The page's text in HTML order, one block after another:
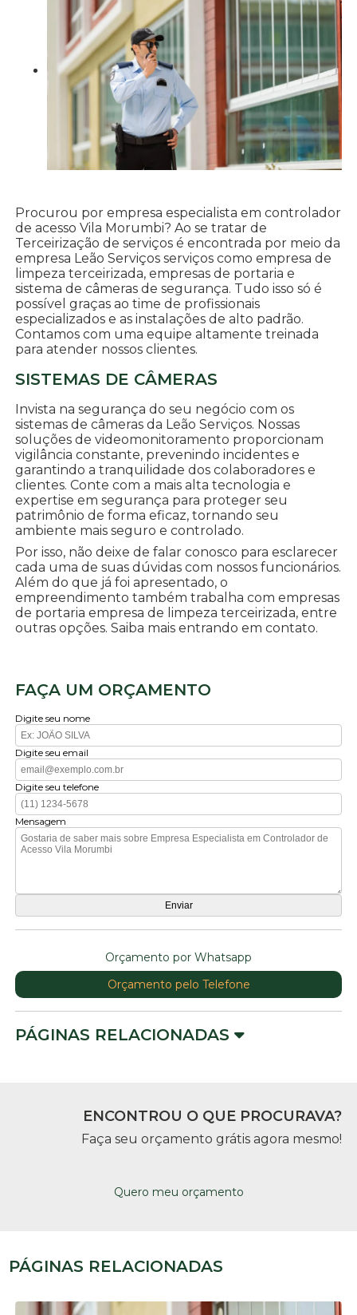
Procurou por empresa especialista em controlador
de acesso Vila Morumbi? Ao se tratar de
Terceirização de serviços é encontrada por meio da
empresa Leão Serviços serviços como empresa de
limpeza terceirizada, empresas de portaria e
sistema de câmeras de segurança. Tudo isso só é
possível graças ao time de profissionais
especializados e as instalações de alto padrão.
Contamos com uma equipe altamente treinada
para atender nossos clientes.
SISTEMAS DE CÂMERAS
Invista na segurança do seu negócio com os
sistemas de câmeras da Leão Serviços. Nossas
soluções de videomonitoramento proporcionam
vigilância constante, prevenindo incidentes e
garantindo a tranquilidade dos colaboradores e
clientes. Conte com a mais alta tecnologia e
expertise em segurança para proteger seu
patrimônio de forma eficaz, tornando seu
ambiente mais seguro e controlado.
Por isso, não deixe de falar conosco para esclarecer
cada uma de suas dúvidas com nossos funcionários.
Além do que já foi apresentado, o
empreendimento também trabalha com empresas
de portaria empresa de limpeza terceirizada, entre
outras opções. Saiba mais entrando em contato.
FAÇA UM ORÇAMENTO
Digite seu nome
Digite seu email
Digite seu telefone
Mensagem
Orçamento por Whatsapp
Orçamento pelo Telefone
PÁGINAS RELACIONADAS
ENCONTROU O QUE PROCURAVA?
Faça seu orçamento grátis agora mesmo!
Quero meu orçamento
PÁGINAS RELACIONADAS